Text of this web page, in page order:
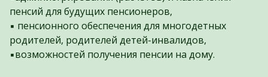
пенсий для будущих пенсионеров,
▪️ пенсионного обеспечения для многодетных
родителей, родителей детей-инвалидов,
▪️возможностей получения пенсии на дому.